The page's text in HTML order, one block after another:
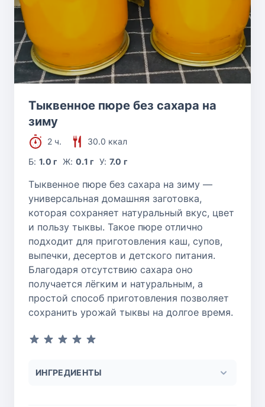
Тыквенное пюре без сахара на
зиму
2 ч.
30.0 ккал
Б:1.0 г Ж: 0.1 г У: 7.0 г
Тыквенное пюре без сахара на зиму —
универсальная домашняя заготовка,
которая сохраняет натуральный вкус, цвет
и пользу тыквы. Такое пюре отлично
подходит для приготовления каш, супов,
выпечки, десертов и детского питания.
Благодаря отсутствию сахара оно
получается лёгким и натуральным, а
простой способ приготовления позволяет
сохранить урожай тыквы на долгое время.
ИНГРЕДИЕНТЫ